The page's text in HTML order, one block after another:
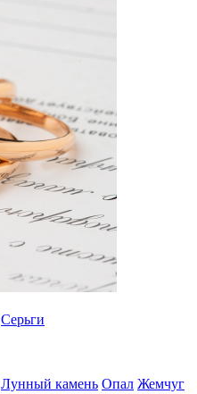
Серьги
Лунный камень Опал Жемчуг